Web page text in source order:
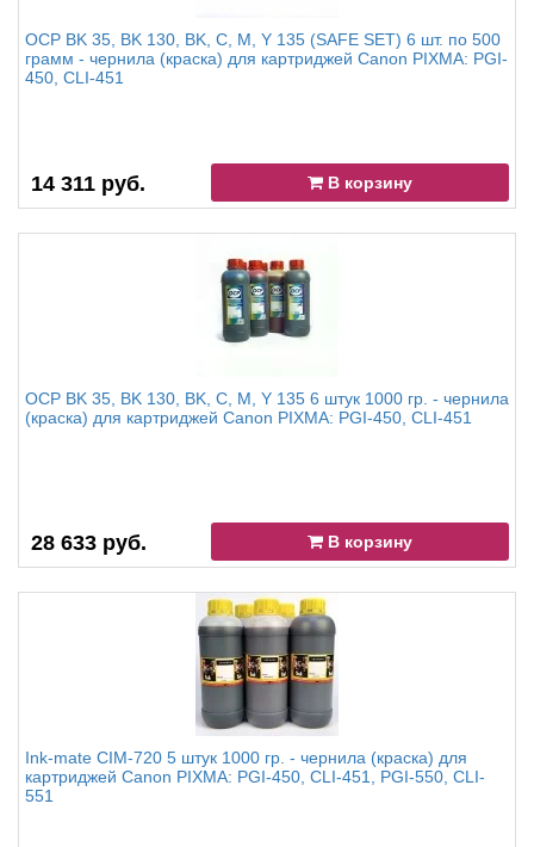
OCP BK 35, BK 130, BK, C, M, Y 135 (SAFE SET) 6 шт. по 500
грамм - чернила (краска) для картриджей Canon PIXMA: PGI-
450, CLI-451
14 311 руб. В корзину
OCP BK 35, BK 130, BK, C, M, Y 135 6 штук 1000 гр. - чернила
(краска) для картриджей Canon PIXMA: PGI-450, CLI-451
28 633 руб. В корзину
Ink-mate CIM-720 5 штук 1000 гр. - чернила (краска) для
картриджей Canon PIXMA: PGI-450, CLI-451, PGI-550, CLI-
551